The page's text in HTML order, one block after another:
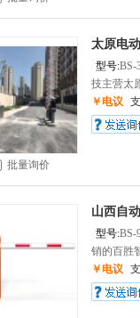
批量询价
太原电
型号:BS-
技主营太
￥电议
山西自
型号:BS-
销的百胜
￥电议